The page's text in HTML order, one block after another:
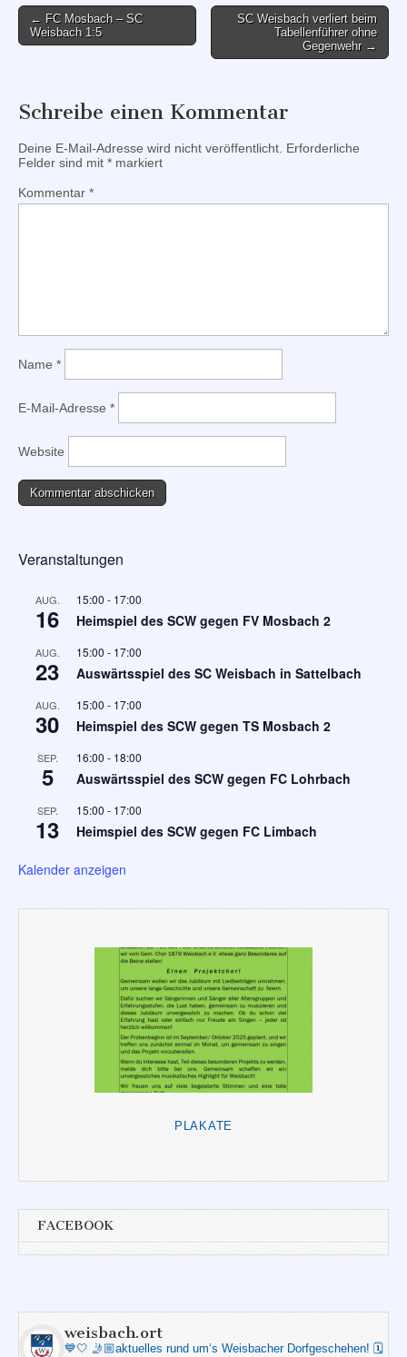
Post
navigation
← FC Mosbach – SC
Weisbach 1:5
SC Weisbach verliert beim
Tabellenführer ohne
Gegenwehr →
Schreibe einen Kommentar
Deine E-Mail-Adresse wird nicht veröffentlicht. Erforderliche
Felder sind mit * markiert
Kommentar *
Name *
E-Mail-Adresse *
Website
Veranstaltungen
AUG.
16
15:00 - 17:00
Heimspiel des SCW gegen FV Mosbach 2
AUG.
23
15:00 - 17:00
Auswärtsspiel des SC Weisbach in Sattelbach
AUG.
30
15:00 - 17:00
Heimspiel des SCW gegen TS Mosbach 2
SEP.
5
16:00 - 18:00
Auswärtsspiel des SCW gegen FC Lohrbach
SEP.
13
15:00 - 17:00
Heimspiel des SCW gegen FC Limbach
Kalender anzeigen
PLAKATE
FACEBOOK
weisbach.ort
💙🤍 🤳🏼aktuelles rund um‘s Weisbacher Dorfgeschehen! 🗓️